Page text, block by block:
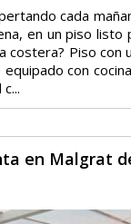
cada
en un piso listo
costera? Piso con
con
en Malgrat